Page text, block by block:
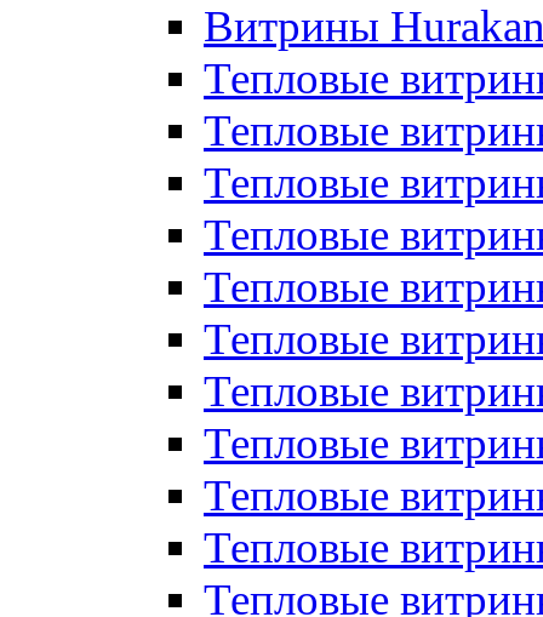
Витрины
Тепловые
Тепловые
Тепловые
Тепловые
Тепловые
Тепловые
Тепловые
Тепловые
Тепловые
Тепловые
Тепловые